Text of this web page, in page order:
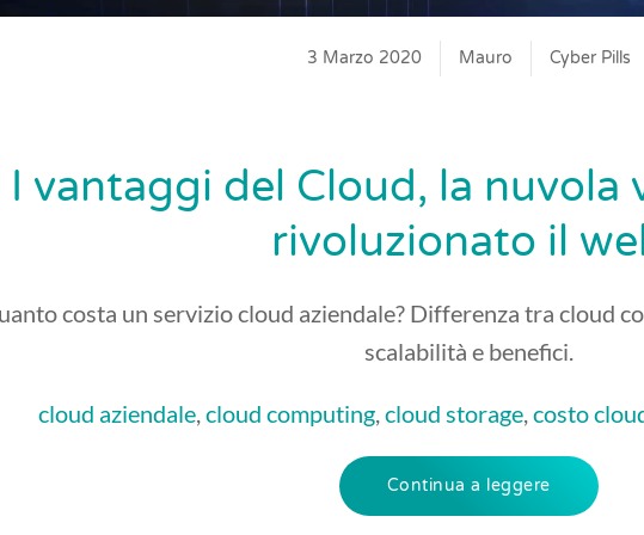
3 Marzo 2020 Mauro Cyber Pills
I vantaggi del Cloud, la nuvola
rivoluzionato il
costa un servizio cloud aziendale? Differenza tra cloud
scalabilità e benefici.
cloud aziendale,cloud computing,cloud storage,costo
Continua a leggere